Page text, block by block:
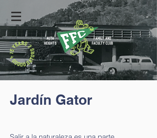
Jardín Gator